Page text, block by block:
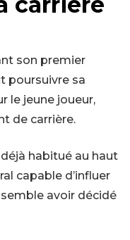
son premier
poursuivre sa
le jeune joueur,
de carrière.
habitué au haut
capable d’influer
avoir décidé